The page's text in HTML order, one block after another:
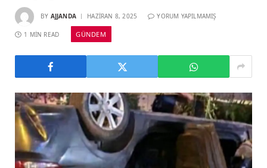
BY AJJANDA HAZIRAN 8, 2025 YORUM YAPILMAMIŞ
1 MIN READ GÜNDEM